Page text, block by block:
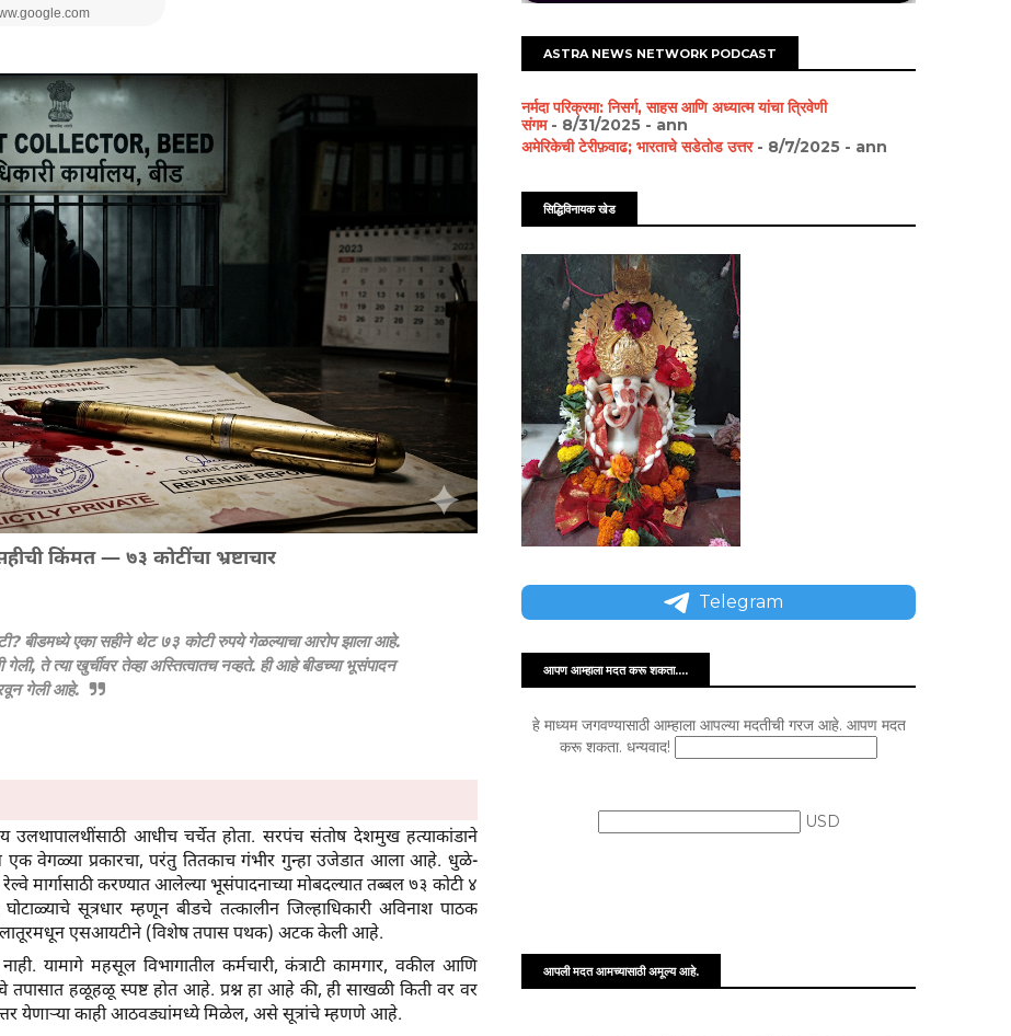
किंमत — ७३ कोटींचा भ्रष्टाचार
बीडमध्ये एका सहीने थेट ७३ कोटी रुपये गेळल्याचा आरोप झाला आहे.
ते त्या खुर्चीवर तेव्हा अस्तित्वातच नव्हते. ही आहे बीडच्या भूसंपादन
गेली आहे.
उलथापालथींसाठी आधीच चर्चेत होता. सरपंच संतोष देशमुख हत्याकांडाने
एक वेगळ्या प्रकारचा, परंतु तितकाच गंभीर गुन्हा उजेडात आला आहे. धुळे-
मार्गासाठी करण्यात आलेल्या भूसंपादनाच्या मोबदल्यात तब्बल ७३ कोटी ४
सूत्रधार म्हणून बीडचे तत्कालीन जिल्हाधिकारी अविनाश पाठक
लातूरमधून एसआयटीने (विशेष तपास पथक) अटक केली आहे.
यामागे महसूल विभागातील कर्मचारी, कंत्राटी कामगार, वकील आणि
तपासात हळूहळू स्पष्ट होत आहे. प्रश्न हा आहे की, ही साखळी किती वर वर
येणाऱ्या काही आठवड्यांमध्ये मिळेल, असे सूत्रांचे म्हणणे आहे.
ASTRA NEWS NETWORK PODCAST
नर्मदा परिक्रमा: निसर्ग, साहस आणि अध्यात्म यांचा त्रिवेणी
संगम- 8/31/2025 - ann
अमेरिकेची टेरीफ़वाढ; भारताचे सडेतोड उत्तर- 8/7/2025 - ann
सिद्धिविनायक खेड
Telegram
आपण आम्हाला मदत करू शकता....
हे माध्यम जगवण्यासाठी आम्हाला आपल्या मदतीची गरज आहे. आपण मदत
करू शकता. धन्यवाद!
USD
आपली मदत आमच्यासाठी अमूल्य आहे.